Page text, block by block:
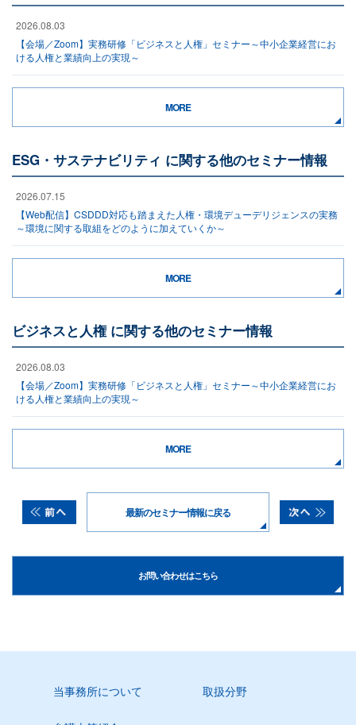
2026.08.03
【会場／Zoom】実務研修「ビジネスと人権」セミナー～中小企業経営にお
ける人権と業績向上の実現～
MORE
ESG・サステナビリティ に関する他のセミナー情報
2026.07.15
【Web配信】CSDDD対応も踏まえた人権・環境デューデリジェンスの実務
～環境に関する取組をどのように加えていくか～
MORE
ビジネスと人権 に関する他のセミナー情報
2026.08.03
【会場／Zoom】実務研修「ビジネスと人権」セミナー～中小企業経営にお
ける人権と業績向上の実現～
MORE
最新のセミナー情報に戻る
お問い合わせはこちら
当事務所について 取扱分野